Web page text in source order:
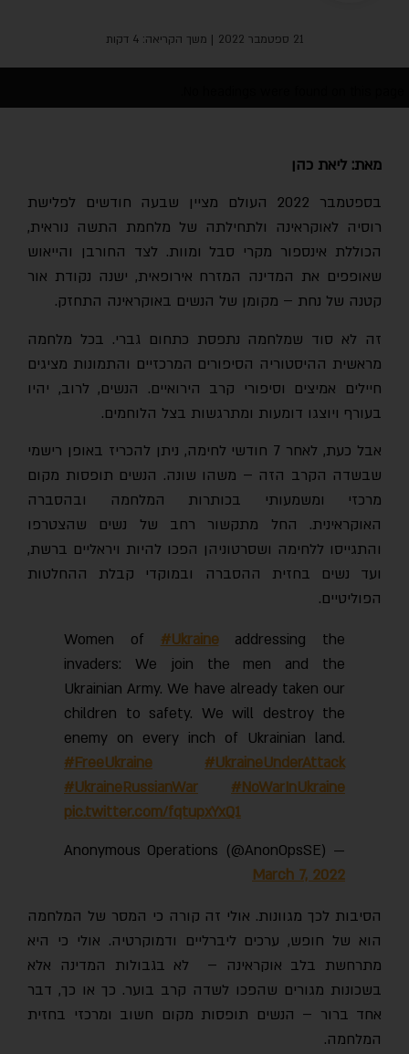
| משך הקריאה: 4 דקות
מאת: ליאת כהן
בספטמבר 2022 העולם מציין שבעה חודשים לפלישת
רוסיה לאוקראינה ולתחילתה של מלחמת התשה נוראית,
הכוללת אינספור מקרי סבל ומוות. לצד החורבן והייאוש
שאופפים את המדינה המזרח אירופאית, ישנה נקודת אור
קטנה של נחת – מקומן של הנשים באוקראינה התחזק.
זה לא סוד שמלחמה נתפסת כתחום גברי. בכל מלחמה
מראשית ההיסטוריה הסיפורים המרכזיים והתמונות מציגים
חיילים אמיצים וסיפורי קרב הירואיים. הנשים, לרוב, יהיו
בעורף ויוצגו דומעות ומתרגשות בצל הלוחמים.
אבל כעת, לאחר 7 חודשי לחימה, ניתן להכריז באופן רישמי
שבשדה הקרב הזה – משהו שונה. הנשים תופסות מקום
מרכזי ומשמעותי בכותרות המלחמה ובהסברה
האוקראינית. החל מתקשור רחב של נשים שהצטרפו
והתגייסו ללחימה ושסרטוניהן הפכו להיות ויראליים ברשת,
ועד נשים בחזית ההסברה ובמוקדי קבלת ההחלטות
הפוליטיים.
Women of#Ukraineaddressing the
invaders: We join the men and the
Ukrainian Army. We have already taken our
children to safety. We will destroy the
enemy on every inch of Ukrainian land.
#FreeUkraine
#UkraineUnderAttaсk
#UkraineRussianWar
#NoWarInUkraine
pic.twitter.com/fqtupxYxQ1
March 7, 2022
הסיבות לכך מגוונות. אולי זה קורה כי המסר של המלחמה
הוא של חופש, ערכים ליברליים ודמוקרטיה. אולי כי היא
מתרחשת בלב אוקראינה – לא בגבולות המדינה אלא
בשכונות מגורים שהפכו לשדה קרב בוער. כך או כך, דבר
אחד ברור – הנשים תופסות מקום חשוב ומרכזי בחזית
המלחמה.